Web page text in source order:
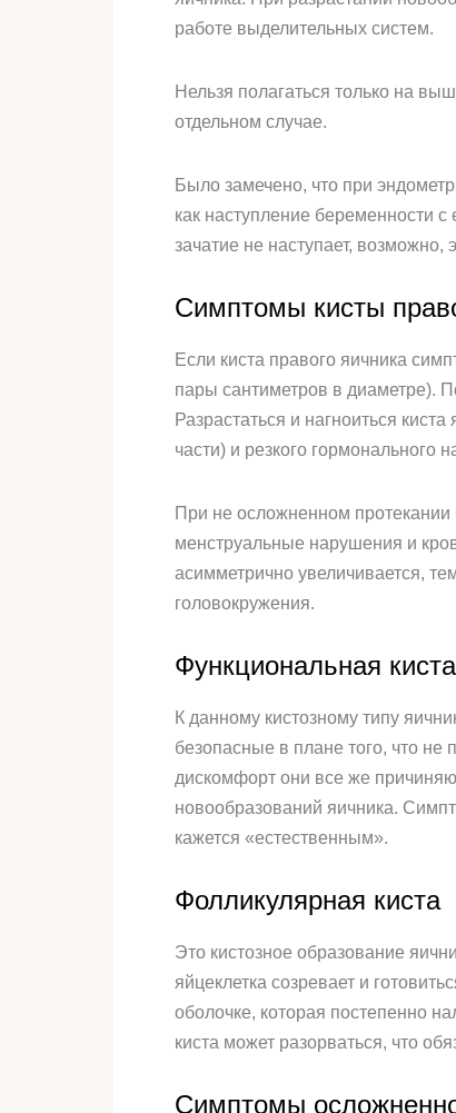
работе выделительных систем.
Нельзя полагаться только на
отдельном случае.
Было замечено, что при
как наступление беременности
зачатие не наступает,
Симптомы кисты
Если киста правого яичника
пары сантиметров в диаметре).
Разрастаться и нагноиться
части) и резкого гормонального
При не осложненном
менструальные нарушения и
асимметрично увеличивается,
головокружения.
Функциональная киста
К данному кистозному типу
безопасные в плане того, что не
дискомфорт они все же
новообразований яичника.
кажется «естественным».
Фолликулярная киста
Это кистозное образование
яйцеклетка созревает и
оболочке, которая постепенно
киста может разорваться, что
Симптомы